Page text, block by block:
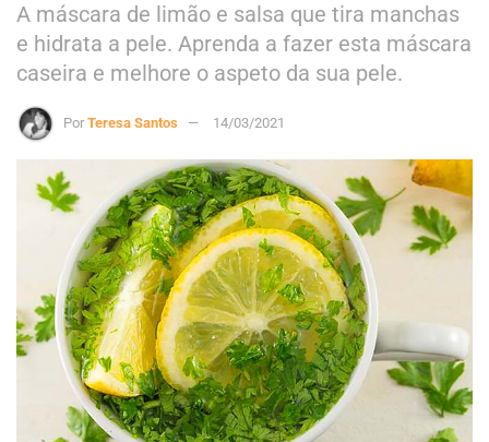
A máscara de limão e salsa que tira manchas
e hidrata a pele. Aprenda a fazer esta máscara
caseira e melhore o aspeto da sua pele.
Por Teresa Santos 14/03/2021